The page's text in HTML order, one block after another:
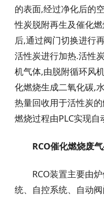
的表面,经过净化后的
性炭脱附再生及催化
后,通过阀门切换进行
活性炭进行加热.活性
机气体,由脱附循环风
化燃烧生成二氧化碳,
热量回收用于活性炭
燃烧过程由PLC实现自
RCO催化燃烧废
RCO装置主要由
统、自控系统、自动阀